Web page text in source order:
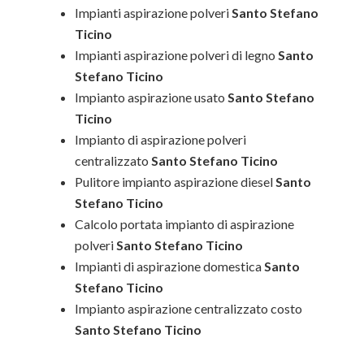
Impianti aspirazione polveriSanto Stefano
Ticino
Impianti aspirazione polveri di legno Santo
Stefano Ticino
Impianto aspirazione usato Santo Stefano
Ticino
Impianto di aspirazione polveri
centralizzato Santo Stefano Ticino
Pulitore impianto aspirazione dieselSanto
Stefano Ticino
Calcolo portata impianto di aspirazione
polveriSanto Stefano Ticino
Impianti di aspirazione domesticaSanto
Stefano Ticino
Impianto aspirazione centralizzato costo
Santo Stefano Ticino